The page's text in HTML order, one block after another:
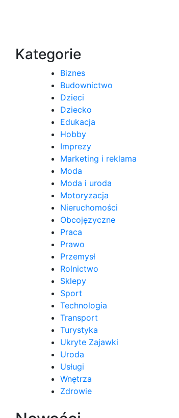
Kategorie
Biznes
Budownictwo
Dzieci
Dziecko
Edukacja
Hobby
Imprezy
Marketing i reklama
Moda
Moda i uroda
Motoryzacja
Nieruchomości
Obcojęzyczne
Praca
Prawo
Przemysł
Rolnictwo
Sklepy
Sport
Technologia
Transport
Turystyka
Ukryte Zajawki
Uroda
Usługi
Wnętrza
Zdrowie